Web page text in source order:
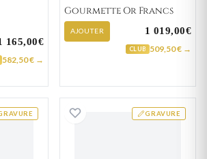
165,00€
582,50 € →
Gourmette Or Francs
AJOUTER 1 019,00€
CLUB 509,50 € →
Or Duchamp GRAVURE
Gourmette Or